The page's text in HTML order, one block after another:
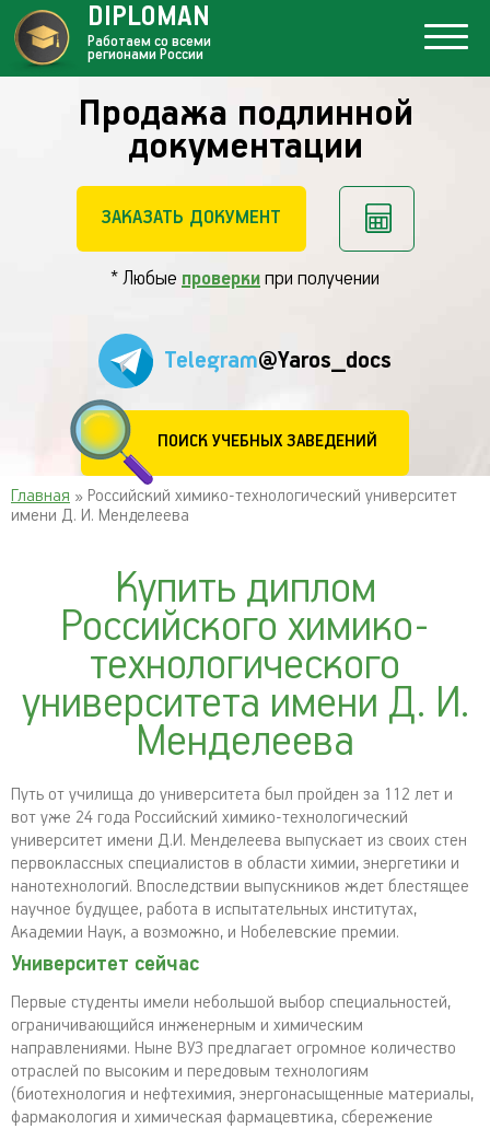
Продажа подлинной
документации
ЗАКАЗАТЬ ДОКУМЕНТ
* Любые проверки при получении
Telegram@Yaros_docs
ПОИСК УЧЕБНЫХ ЗАВЕДЕНИЙ
DIPLOMAN
Работаем со всеми
регионами России
Главная » Российский химико-технологический университет
имени Д. И. Менделеева
Купить диплом
Российского химико-
технологического
университета имени Д. И.
Менделеева
Путь от училища до университета был пройден за 112 лет и
вот уже 24 года Российский химико-технологический
университет имени Д.И. Менделеева выпускает из своих стен
первоклассных специалистов в области химии, энергетики и
нанотехнологий. Впоследствии выпускников ждет блестящее
научное будущее, работа в испытательных институтах,
Академии Наук, а возможно, и Нобелевские премии.
Университет сейчас
Первые студенты имели небольшой выбор специальностей,
ограничивающийся инженерным и химическим
направлениями. Ныне ВУЗ предлагает огромное количество
отраслей по высоким и передовым технологиям
(биотехнология и нефтехимия, энергонасыщенные материалы,
фармакология и химическая фармацевтика, сбережение